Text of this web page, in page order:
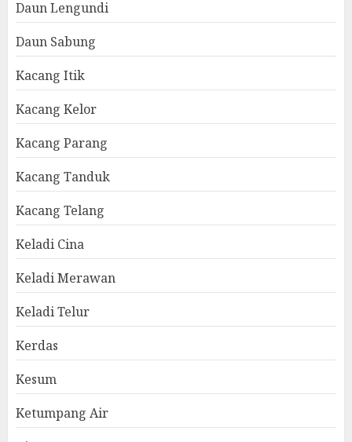
Daun Lengundi
Daun Sabung
Kacang Itik
Kacang Kelor
Kacang Parang
Kacang Tanduk
Kacang Telang
Keladi Cina
Keladi Merawan
Keladi Telur
Kerdas
Kesum
Ketumpang Air